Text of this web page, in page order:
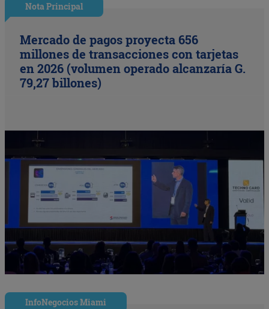
Nota Principal
Mercado de pagos proyecta 656
millones de transacciones con tarjetas
en 2026 (volumen operado alcanzaría G.
79,27 billones)
InfoNegocios Miami